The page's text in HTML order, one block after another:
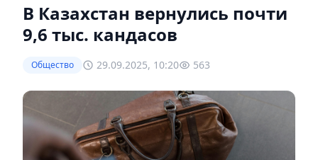
В Казахстан вернулись почти
9,6 тыс. кандасов
Общество 29.09.2025, 10:20 563